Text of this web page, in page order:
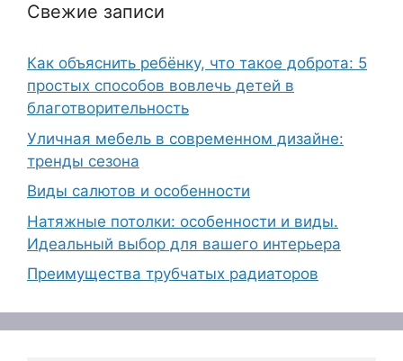
Свежие записи
Как объяснить ребёнку, что такое доброта: 5
простых способов вовлечь детей в
благотворительность
Уличная мебель в современном дизайне:
тренды сезона
Виды салютов и особенности
Натяжные потолки: особенности и виды.
Идеальный выбор для вашего интерьера
Преимущества трубчатых радиаторов